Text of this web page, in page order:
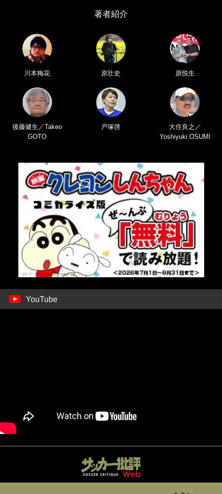
著者紹介
川本梅花 原壮史 原悦生
後藤健生／Takeo
GOTO
戸塚啓
大住良之／
Yoshiyuki OSUMI
YouTube